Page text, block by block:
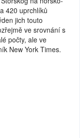
420 uprchlíků
jich touto
ve srovnání s
počty, ale ve
New York Times.